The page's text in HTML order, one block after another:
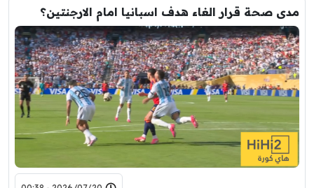
مدى صحة قرار الغاء هدف اسبانيا امام الارجنتين؟